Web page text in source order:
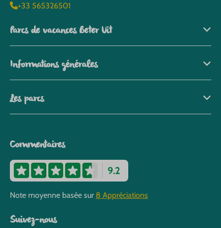
+33 565326501
Parcs de vacances Beter Uit
Informations générales
Les parcs
Commentaires
9.2
Note moyenne basée sur 8 Appréciations
Suivez-nous